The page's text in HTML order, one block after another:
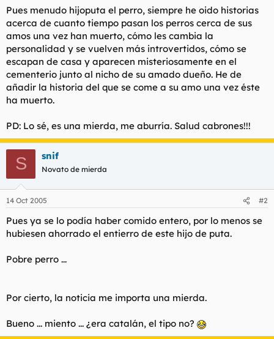
Madrid/Barcelona
El cadáver decapitado de un hombre, que hacía días que había
fallecido, al parecer a causa de un infarto, fue encontrado el
pasado miércoles en su domicilio de Barcelona junto a su
perro, un pit-bull, que, según los primeros indicios, se habría
comido parte del cuello de su amo. Según informaron ayer
fuentes de la Jefatura Superior de Policía, sobre las 13.45 horas
en un piso de la calle Campins del barrio del Baró de Viver de
Barcelona del cadáver de J.J.M.R., de 40 años.
Los agentes y la comisión judicial que acudieron al piso
encontraron el cuerpo del hombre, en avanzado estado de
descomposición, estirado en la cama de su dormitorio,
mientras que su cabeza fue encontrada en el suelo.
En el domicilio, se encontraba el perro pit-bull propiedad del
fallecido, que aparentemente habría mordido a su amo en el
cuello cuando éste ya estaba muerto.
Será la autopsia la que determine las causas de la muerte del
vecino de Barcelona, así como si las mordeduras del perro
estado de descomposición que presentaba el cuerpo.
Pues menudo hijoputa el perro, siempre he oido historias
acerca de cuanto tiempo pasan los perros cerca de sus
amos una vez han muerto, cómo les cambia la
personalidad y se vuelven más introvertidos, cómo se
escapan de casa y aparecen misteriosamente en el
cementerio junto al nicho de su amado dueño. He de
añadir la historia del que se come a su amo una vez éste
ha muerto.
PD: Lo sé, es una mierda, me aburría. Salud cabrones!!!
S snif
Novato de mierda
14 Oct 2005 #2
Pues ya se lo podía haber comido entero, por lo menos se
hubiesen ahorrado el entierro de este hijo de puta.
Pobre perro ...
Por cierto, la noticia me importa una mierda.
Bueno ... miento ... ¿era catalán, el tipo no?